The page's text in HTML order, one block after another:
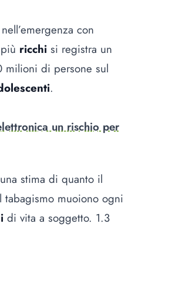
con
ricchi si registra un
milioni di persone sul
.
un rischio per
stima di quanto il
tabagismo muoiono ogni
di vita a soggetto. 1.3